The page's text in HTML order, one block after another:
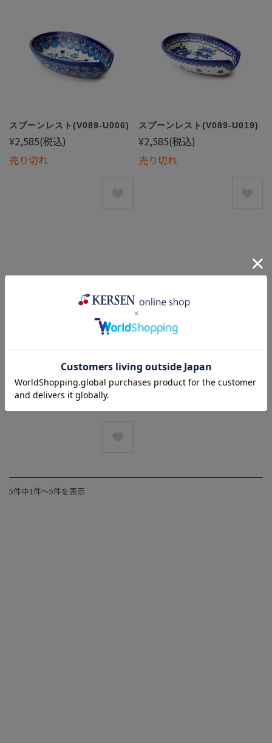
スプーンレスト(V089-U006)
¥2,585(税込)
売り切れ
スプーンレスト(V089-U019)
¥2,585(税込)
売り切れ
スプーンレスト(V089-U072)
¥2,585(税込)
5件中1件〜5件を表示